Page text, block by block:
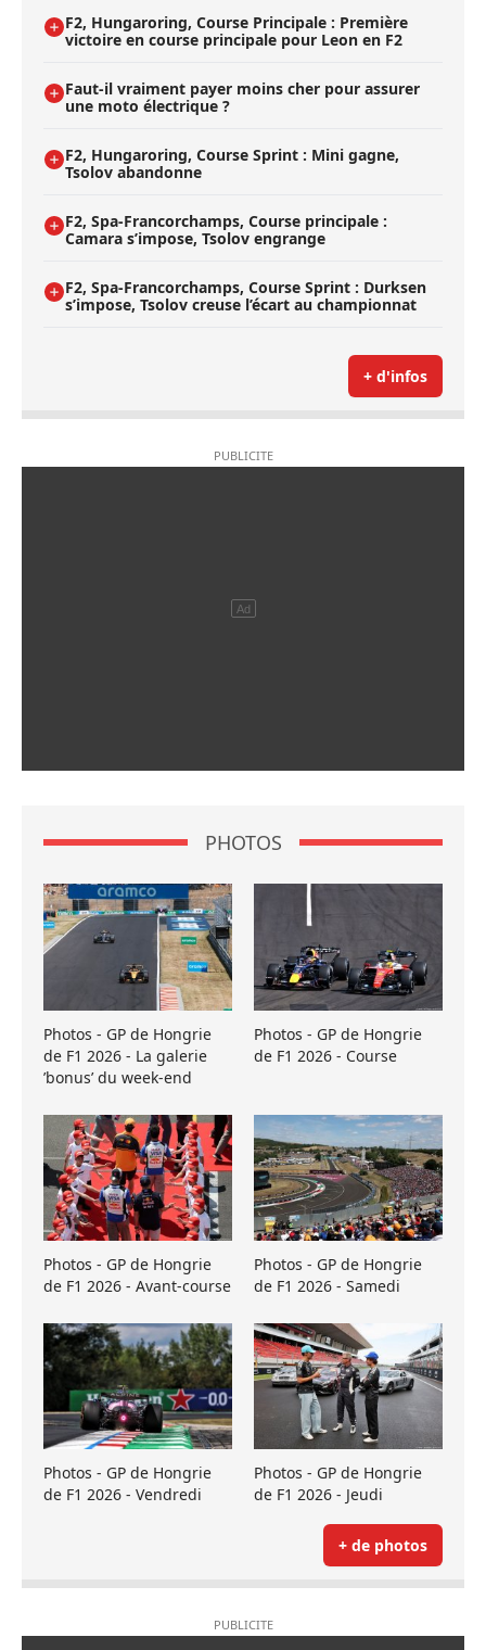
F2, Hungaroring, Course Principale : Première
victoire en course principale pour Leon en F2
Faut-il vraiment payer moins cher pour assurer
une moto électrique ?
F2, Hungaroring, Course Sprint : Mini gagne,
Tsolov abandonne
F2, Spa-Francorchamps, Course principale :
Camara s’impose, Tsolov engrange
F2, Spa-Francorchamps, Course Sprint : Durksen
s’impose, Tsolov creuse l’écart au championnat
+ d'infos
PHOTOS
Photos - GP de Hongrie
de F1 2026 - La galerie
’bonus’ du week-end
Photos - GP de Hongrie
de F1 2026 - Course
Photos - GP de Hongrie
de F1 2026 - Avant-course
Photos - GP de Hongrie
de F1 2026 - Samedi
Photos - GP de Hongrie
de F1 2026 - Vendredi
Photos - GP de Hongrie
de F1 2026 - Jeudi
+ de photos